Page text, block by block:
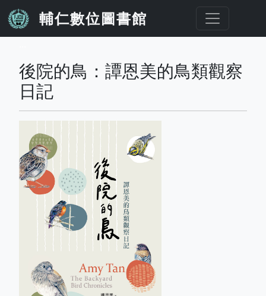
移至主內容
輔仁數位圖書館
後院的鳥：譚恩美的鳥類觀察
日記